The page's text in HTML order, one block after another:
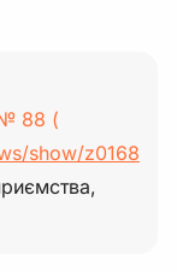
88 (
show/z0168